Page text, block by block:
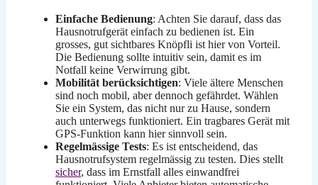
Einfache Bedienung: Achten Sie darauf, dass das
Hausnotrufgerät einfach zu bedienen ist. Ein
grosses, gut sichtbares Knöpfli ist hier von Vorteil.
Die Bedienung sollte intuitiv sein, damit es im
Notfall keine Verwirrung gibt.
Mobilität berücksichtigen: Viele ältere Menschen
sind noch mobil, aber dennoch gefährdet. Wählen
Sie ein System, das nicht nur zu Hause, sondern
auch unterwegs funktioniert. Ein tragbares Gerät mit
GPS-Funktion kann hier sinnvoll sein.
Regelmässige Tests: Es ist entscheidend, das
Hausnotrufsystem regelmässig zu testen. Dies stellt
sicher, dass im Ernstfall alles einwandfrei